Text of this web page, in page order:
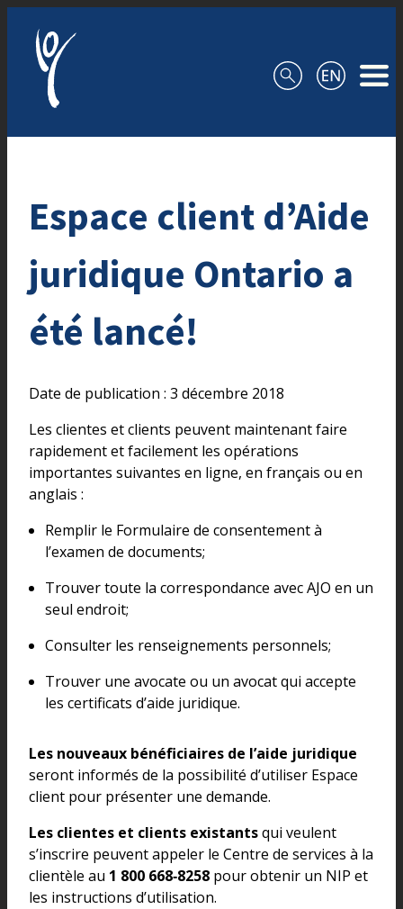
Espace client d’Aide
juridique Ontario a
été lancé!
Date de publication : 3 décembre 2018
Les clientes et clients peuvent maintenant faire
rapidement et facilement les opérations
importantes suivantes en ligne, en français ou en
anglais :
Remplir le Formulaire de consentement à
l’examen de documents;
Trouver toute la correspondance avec AJO en un
seul endroit;
Consulter les renseignements personnels;
Trouver une avocate ou un avocat qui accepte
les certificats d’aide juridique.
Les nouveaux bénéficiaires de l’aide juridique
seront informés de la possibilité d’utiliser Espace
client pour présenter une demande.
Les clientes et clients existantsqui veulent
s’inscrire peuvent appeler le Centre de services à la
clientèle au 1 800 668‑8258 pour obtenir un NIP et
les instructions d’utilisation.